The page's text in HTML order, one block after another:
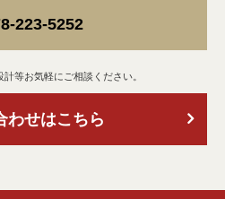
223-5252
等お気軽にご相談ください。
わせはこちら